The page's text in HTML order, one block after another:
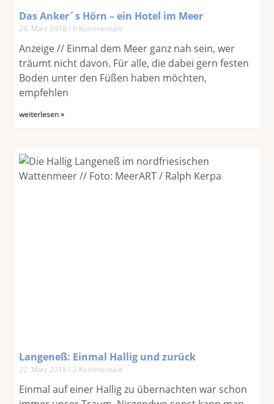
Das Anker´s Hörn – ein Hotel im Meer
24. März 2018 6 Kommentare
Anzeige // Einmal dem Meer ganz nah sein, wer
träumt nicht davon. Für alle, die dabei gern festen
Boden unter den Füßen haben möchten,
empfehlen
weiterlesen »
Langeneß: Einmal Hallig und zurück
22. März 2018 2 Kommentare
Einmal auf einer Hallig zu übernachten war schon